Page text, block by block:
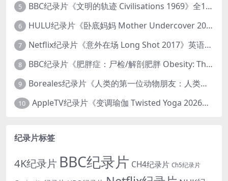
5 BBC纪录片《文明的轨迹 Civilisations 1969》全13集 英语中英双字 高清收藏版 1080P/MKV/64.1G 西方艺术史话
6 HULU纪录片《卧底妈妈 Mother Undercover 2023》全4集 英语中英双字 官方纯净版 1080P/MKV/7.6G 拯救孩子
7 Netflix纪录片《意外在场 Long Shot 2017》英语中字 720P/NKV/1.06GB 美国谋杀误判案件
8 BBC纪录片《肥胖症：尸检/解剖肥胖 Obesity: The Post Mortem 2016》英语中英双字 无水印纯净版 1080P/MKV/1.03G
9 Boreales纪录片《人类的第一位动物朋友：人类和狗的神奇故事 Man’s First Friend 2018》英语中英双字 1080P/MP4/1.8G 狗的神奇故事
10 AppleTV纪录片《变调瑜伽 Twisted Yoga 2026》全3集 英语中英双字 无水印纯净版 1080P/MKV/10G 瑜伽大师背后的真相
纪录片标签
4K纪录片 BBC纪录片 CH4纪录片 Ch5纪录片